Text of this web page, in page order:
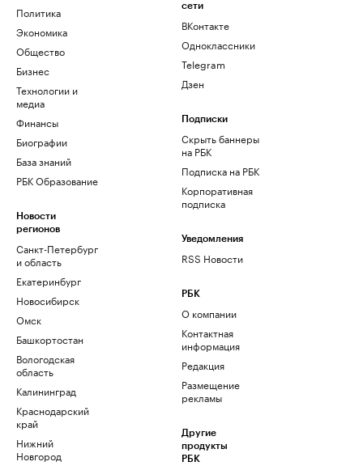
Политика
Экономика
Общество
Бизнес
Технологии и
медиа
Финансы
Биографии
База знаний
РБК Образование
Новости
регионов
Санкт-Петербург
и область
Екатеринбург
Новосибирск
Омск
Башкортостан
Вологодская
область
Калининград
Краснодарский
край
Нижний
Новгород
сети
ВКонтакте
Одноклассники
Telegram
Дзен
Подписки
Скрыть баннеры
на РБК
Подписка на РБК
Корпоративная
подписка
Уведомления
RSS Новости
РБК
О компании
Контактная
информация
Редакция
Размещение
рекламы
Другие
продукты
РБК